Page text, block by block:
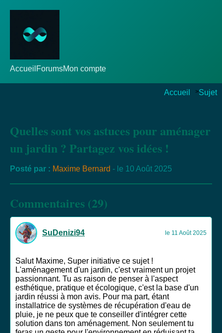
Accueil ForumsMon compte
Accueil >Sujet
Quelles sont vos astuces pour aménager
un jardin ? Partagez vos idées !
Posté par : Maxime Bernard - le 10 Août 2025
Commentaires (29)
SuDenizi94 le 11 Août 2025
Salut Maxime, Super initiative ce sujet !
L'aménagement d'un jardin, c'est vraiment un projet
passionnant. Tu as raison de penser à l'aspect
esthétique, pratique et écologique, c'est la base d'un
jardin réussi à mon avis. Pour ma part, étant
installatrice de systèmes de récupération d'eau de
pluie, je ne peux que te conseiller d'intégrer cette
solution dans ton aménagement. Non seulement tu